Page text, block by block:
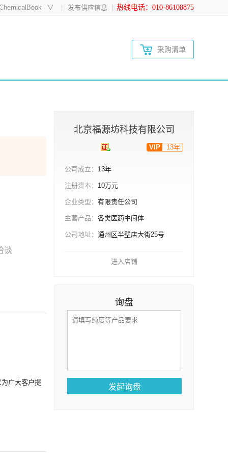
热线电话：010-86108875
∨ 发布供应信息
采购清单
谈
广大客户提
北京福源坊科技有限公司
VIP 13年
公司成立： 13年
注册资本： 10万元
企业类型： 有限责任公司
主营产品： 各类医药中间体
公司地址： 通州区半壁店大街25号
进入店铺
询盘